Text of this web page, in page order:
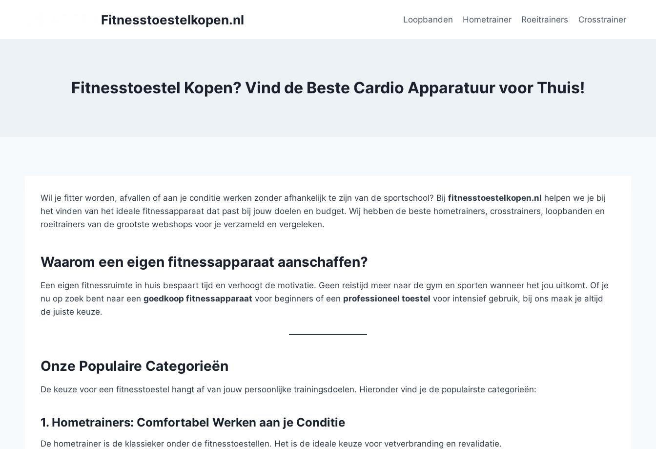
Fitnesstoestelkopen.nl Loopbanden Hometrainer Roeitrainers Crosstrainer
Fitnesstoestel Kopen? Vind de Beste Cardio Apparatuur voor Thuis!
Wil je fitter worden, afvallen of aan je conditie werken zonder afhankelijk te zijn van de sportschool? Bij fitnesstoestelkopen.nl helpen we je bij
het vinden van het ideale fitnessapparaat dat past bij jouw doelen en budget. Wij hebben de beste hometrainers, crosstrainers, loopbanden en
roeitrainers van de grootste webshops voor je verzameld en vergeleken.
Waarom een eigen fitnessapparaat aanschaffen?
Een eigen fitnessruimte in huis bespaart tijd en verhoogt de motivatie. Geen reistijd meer naar de gym en sporten wanneer het jou uitkomt. Of je
nu op zoek bent naar een goedkoop fitnessapparaat voor beginners of een professioneel toestel voor intensief gebruik, bij ons maak je altijd
de juiste keuze.
Onze Populaire Categorieën
De keuze voor een fitnesstoestel hangt af van jouw persoonlijke trainingsdoelen. Hieronder vind je de populairste categorieën:
1. Hometrainers: Comfortabel Werken aan je Conditie
De hometrainer is de klassieker onder de fitnesstoestellen. Het is de ideale keuze voor vetverbranding en revalidatie.